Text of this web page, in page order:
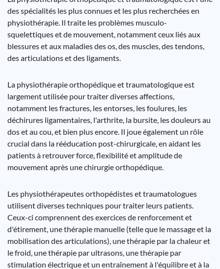
des spécialités les plus connues et les plus recherchées en
physiothérapie. Il traite les problèmes musculo-
squelettiques et de mouvement, notamment ceux liés aux
blessures et aux maladies des os, des muscles, des tendons,
des articulations et des ligaments.
La physiothérapie orthopédique et traumatologique est
largement utilisée pour traiter diverses affections,
notamment les fractures, les entorses, les foulures, les
déchirures ligamentaires, l'arthrite, la bursite, les douleurs au
dos et au cou, et bien plus encore. Il joue également un rôle
crucial dans la rééducation post-chirurgicale, en aidant les
patients à retrouver force, flexibilité et amplitude de
mouvement après une chirurgie orthopédique.
Les physiothérapeutes orthopédistes et traumatologues
utilisent diverses techniques pour traiter leurs patients.
Ceux-ci comprennent des exercices de renforcement et
d'étirement, une thérapie manuelle (telle que le massage et la
mobilisation des articulations), une thérapie par la chaleur et
le froid, une thérapie par ultrasons, une thérapie par
stimulation électrique et un entraînement à l'équilibre et à la